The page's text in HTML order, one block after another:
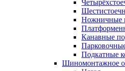
Ножничные
Канавные
Подкатные
Шиномонтажное